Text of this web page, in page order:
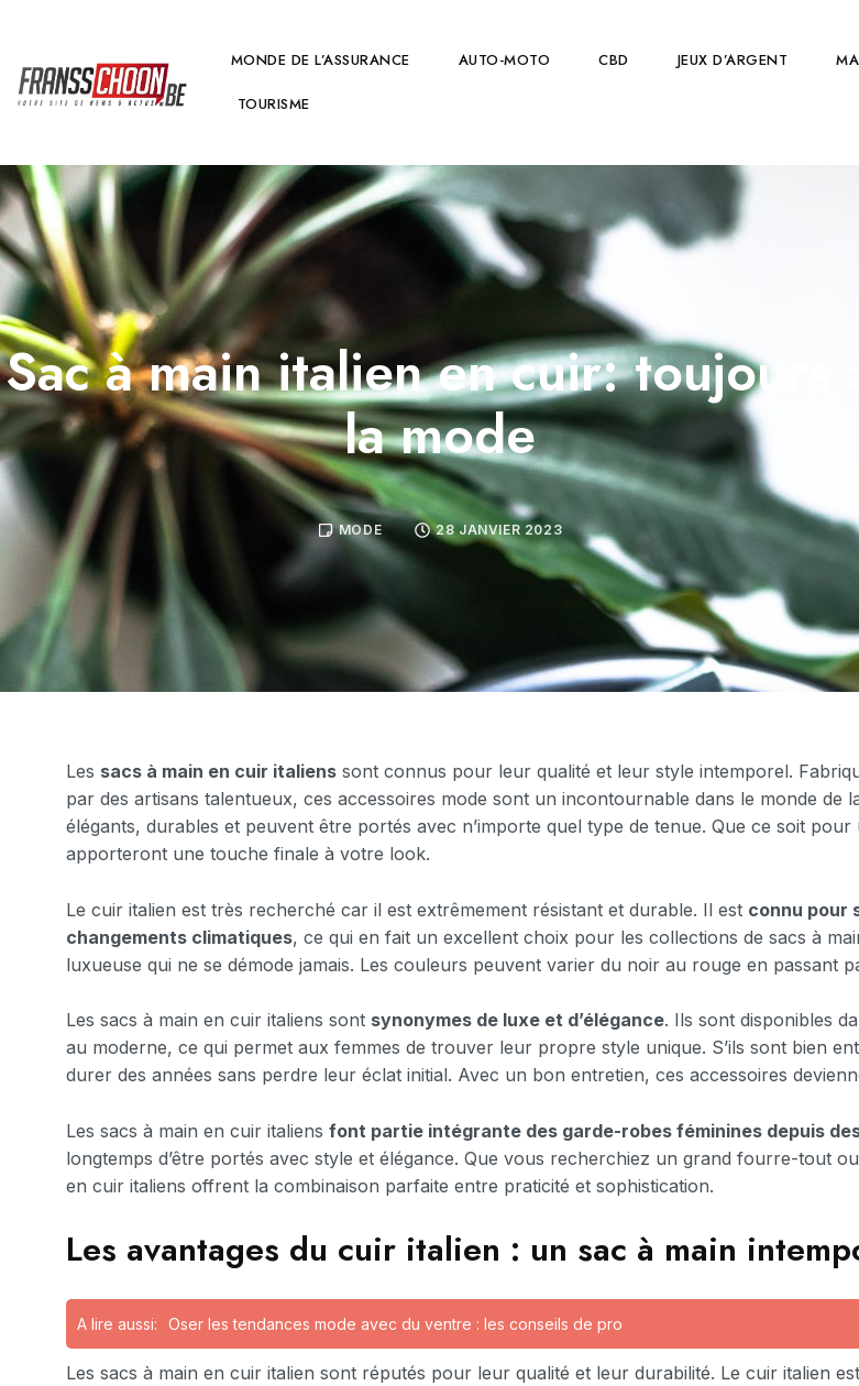
MONDE DE L’ASSURANCE AUTO-MOTO CBD JEUX D’ARGENT
TOURISME
Sac à main italien en cuir: toujours à
la mode
MODE 28 JANVIER 2023
Les sacs à main en cuir italiens sont connus pour leur qualité et leur style intemporel.
par des artisans talentueux, ces accessoires mode sont un incontournable dans le monde de
élégants, durables et peuvent être portés avec n’importe quel type de tenue. Que ce soit
apporteront une touche finale à votre look.
Le cuir italien est très recherché car il est extrêmement résistant et durable. Il est connu pour
changements climatiques, ce qui en fait un excellent choix pour les collections de sacs à
luxueuse qui ne se démode jamais. Les couleurs peuvent varier du noir au rouge en passant
Les sacs à main en cuir italiens sont synonymes de luxe et d’élégance. Ils sont disponibles
au moderne, ce qui permet aux femmes de trouver leur propre style unique. S’ils sont bien
durer des années sans perdre leur éclat initial. Avec un bon entretien, ces accessoires
Les sacs à main en cuir italiens font partie intégrante des garde-robes féminines depuis
longtemps d’être portés avec style et élégance. Que vous recherchiez un grand fourre-tout
en cuir italiens offrent la combinaison parfaite entre praticité et sophistication.
Les avantages du cuir italien : un sac à main
A lire aussi: Oser les tendances mode avec du ventre : les conseils de pro
Les sacs à main en cuir italien sont réputés pour leur qualité et leur durabilité. Le cuir italien